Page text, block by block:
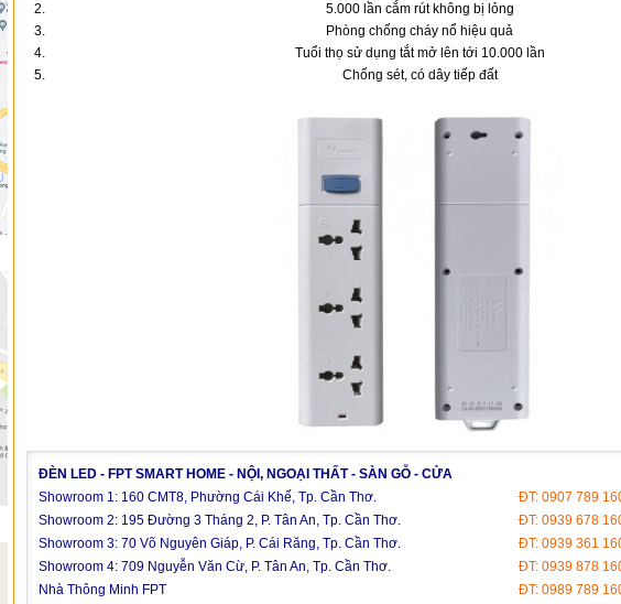
5.000 lần cắm rút không bị lỏng
Phòng chống cháy nổ hiệu quả
Tuổi thọ sử dụng tắt mở lên tới 10.000 lần
Chống sét, có dây tiếp đất
ĐÈN LED - FPT SMART HOME - NỘI, NGOẠI THẤT - SÀN GỖ - CỬA
Showroom 1: 160 CMT8, Phường Cái Khế, Tp. Cần Thơ.
ĐT: 0907 789
Showroom 2: 195 Đường 3 Tháng 2, P. Tân An, Tp. Cần Thơ.
ĐT: 0939 678
Showroom 3: 70 Võ Nguyên Giáp, P. Cái Răng, Tp. Cần Thơ.
ĐT: 0939 361
Showroom 4: 709 Nguyễn Văn Cừ, P. Tân An, Tp. Cần Thơ.
ĐT: 0939 878
Nhà Thông Minh FPT
ĐT: 0989 789